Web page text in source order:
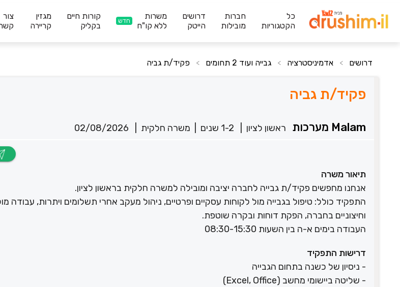
כל
הקטגוריות
חברות
מובילות
דרושים
הייטק
משרות
ללא קו"ח
חדש
קורות חיים
בקליק
מגזין
קריירה
צור
דרושים > אדמיניסטרציה > גבייה ועוד 2 תחומים > פקיד/ת גביה
פקיד/ת גביה
Malam מערכות ראשון לציון 1-2 שנים משרה חלקית 02/08/2026
תיאור משרה
אנחנו מחפשים פקיד/ת גבייה לחברה יציבה ומובילה למשרה חלקית בראשון לציון.
התפקיד כולל: טיפול בגבייה מול לקוחות עסקיים ופרטיים, ניהול מעקב אחרי תשלומים ויתרות, עבודה
וחיצוניים בחברה, הפקת דוחות ובקרה שוטפת.
העבודה בימים א-ה בין השעות 08:30-15:30
דרישות התפקיד
- ניסיון של כשנה בתחום הגבייה
- שליטה ביישומי מחשב (Excel, Office)